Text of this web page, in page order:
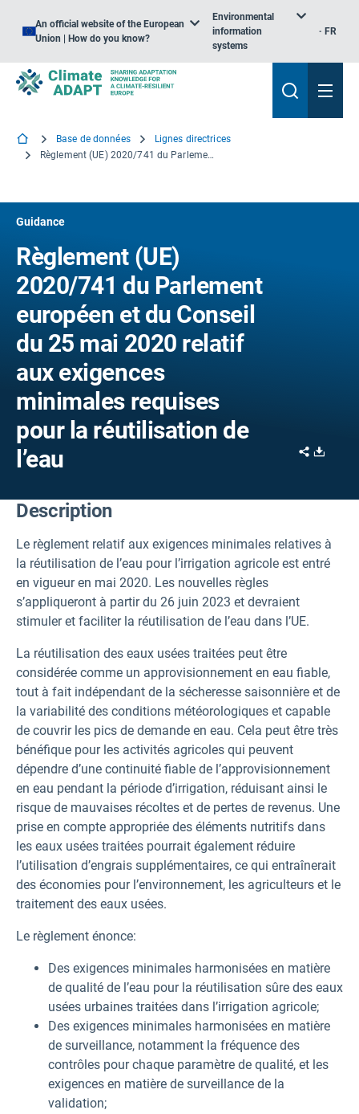
An official website of the European
Union | How do you know?
Environmental
information
systems
FR
Base de données
Lignes directrices
Règlement (UE) 2020/741 du Parlement européen et du Conseil du 25 mai 2020 relatif aux exigences minimales requises pour la réutilisation de l’eau
Guidance
Règlement (UE)
2020/741 du Parlement
européen et du Conseil
du 25 mai 2020 relatif
aux exigences
minimales requises
pour la réutilisation de
l’eau
Share
Description
Le règlement relatif aux exigences minimales relatives à
la réutilisation de l’eau pour l’irrigation agricole est entré
en vigueur en mai 2020. Les nouvelles règles
s’appliqueront à partir du 26 juin 2023 et devraient
stimuler et faciliter la réutilisation de l’eau dans l’UE.
La réutilisation des eaux usées traitées peut être
considérée comme un approvisionnement en eau fiable,
tout à fait indépendant de la sécheresse saisonnière et de
la variabilité des conditions météorologiques et capable
de couvrir les pics de demande en eau. Cela peut être très
bénéfique pour les activités agricoles qui peuvent
dépendre d’une continuité fiable de l’approvisionnement
en eau pendant la période d’irrigation, réduisant ainsi le
risque de mauvaises récoltes et de pertes de revenus. Une
prise en compte appropriée des éléments nutritifs dans
les eaux usées traitées pourrait également réduire
l’utilisation d’engrais supplémentaires, ce qui entraînerait
des économies pour l’environnement, les agriculteurs et le
traitement des eaux usées.
Le règlement énonce:
Des exigences minimales harmonisées en matière
de qualité de l’eau pour la réutilisation sûre des eaux
usées urbaines traitées dans l’irrigation agricole;
Des exigences minimales harmonisées en matière
de surveillance, notamment la fréquence des
contrôles pour chaque paramètre de qualité, et les
exigences en matière de surveillance de la
validation;